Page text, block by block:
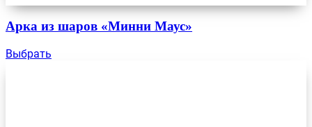
Арка из шаров «Минни Маус»
Выбрать